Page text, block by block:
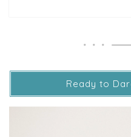
Ready to